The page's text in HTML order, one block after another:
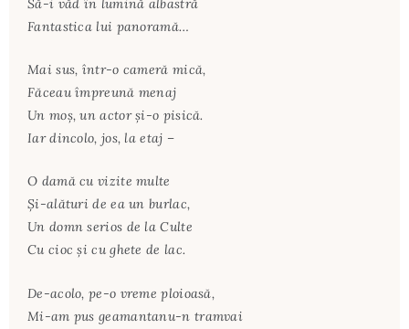
Să-i văd în lumină albastră
Fantastica lui panoramă…
Mai sus, într-o cameră mică,
Făceau împreună menaj
Un moş, un actor şi-o pisică.
Iar dincolo, jos, la etaj –
O damă cu vizite multe
Şi-alături de ea un burlac,
Un domn serios de la Culte
Cu cioc şi cu ghete de lac.
De-acolo, pe-o vreme ploioasă,
Mi-am pus geamantanu-n tramvai